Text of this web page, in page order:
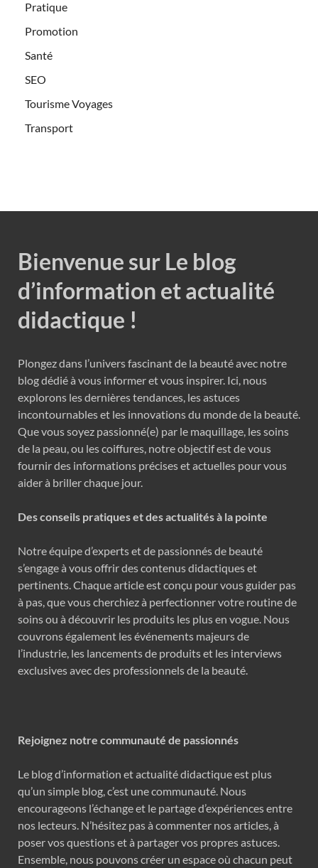
Pratique
Promotion
Santé
SEO
Tourisme Voyages
Transport
Bienvenue sur Le blog
d’information et actualité
didactique !
Plongez dans l’univers fascinant de la beauté avec notre
blog dédié à vous informer et vous inspirer. Ici, nous
explorons les dernières tendances, les astuces
incontournables et les innovations du monde de la beauté.
Que vous soyez passionné(e) par le maquillage, les soins
de la peau, ou les coiffures, notre objectif est de vous
fournir des informations précises et actuelles pour vous
aider à briller chaque jour.
Des conseils pratiques et des actualités à la pointe
Notre équipe d’experts et de passionnés de beauté
s’engage à vous offrir des contenus didactiques et
pertinents. Chaque article est conçu pour vous guider pas
à pas, que vous cherchiez à perfectionner votre routine de
soins ou à découvrir les produits les plus en vogue. Nous
couvrons également les événements majeurs de
l’industrie, les lancements de produits et les interviews
exclusives avec des professionnels de la beauté.
Rejoignez notre communauté de passionnés
Le blog d’information et actualité didactique est plus
qu’un simple blog, c’est une communauté. Nous
encourageons l’échange et le partage d’expériences entre
nos lecteurs. N’hésitez pas à commenter nos articles, à
poser vos questions et à partager vos propres astuces.
Ensemble, nous pouvons créer un espace où chacun peut